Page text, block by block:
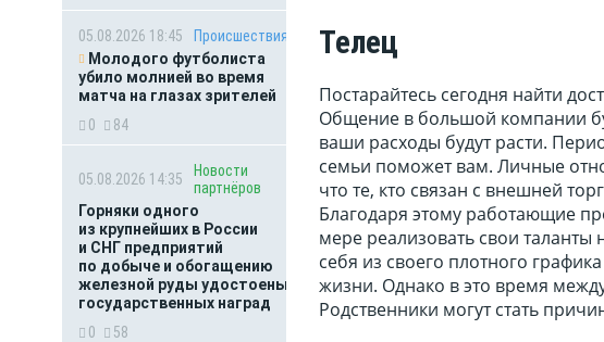
05.08.2026 18:45
Происшествия
Молодого футболиста
убило молнией во время
матча на глазах зрителей
0
84
05.08.2026 14:35
Новости
партнёров
Горняки одного
из крупнейших в России
и СНГ предприятий
по добыче и обогащению
железной руды удостоены
государственных наград
0
58
Телец
Постарайтесь сегодня найти
Общение в большой компании
ваши расходы будут расти.
семьи поможет вам. Личные
что те, кто связан с внешней
Благодаря этому работающие
мере реализовать свои
себя из своего плотного
жизни. Однако в это время
Родственники могут стать